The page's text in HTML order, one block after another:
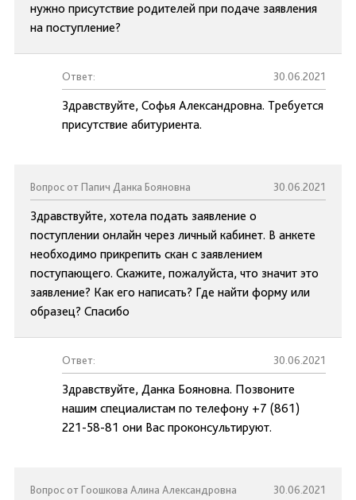
нужно присутствие родителей при подаче заявления
на поступление?
Ответ: 30.06.2021
Здравствуйте, Софья Александровна. Требуется
присутствие абитуриента.
Вопрос от Папич Данка Бояновна 30.06.2021
Здравствуйте, хотела подать заявление о
поступлении онлайн через личный кабинет. В анкете
необходимо прикрепить скан с заявлением
поступающего. Скажите, пожалуйста, что значит это
заявление? Как его написать? Где найти форму или
образец? Спасибо
Ответ: 30.06.2021
Здравствуйте, Данка Бояновна. Позвоните
нашим специалистам по телефону +7 (861)
221-58-81 они Вас проконсультируют.
Вопрос от Гоошкова Алина Александровна 30.06.2021